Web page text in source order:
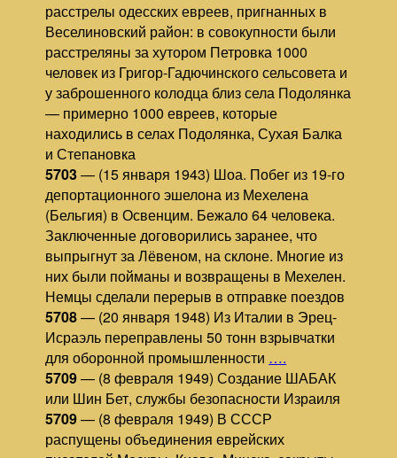
расстрелы одесских евреев, пригнанных в
Веселиновский район: в совокупности были
расстреляны за хутором Петровка 1000
человек из Григор-Гадючинского сельсовета и
у заброшенного колодца близ села Подолянка
— примерно 1000 евреев, которые
находились в селах Подолянка, Сухая Балка
и Степановка
5703— (15 января 1943) Шоа. Побег из 19-го
депортационного эшелона из Мехелена
(Бельгия) в Освенцим. Бежало 64 человека.
Заключенные договорились заранее, что
выпрыгнут за Лёвеном, на склоне. Многие из
них были пойманы и возвращены в Мехелен.
Немцы сделали перерыв в отправке поездов
5708— (20 января 1948) Из Италии в Эрец-
Исраэль переправлены 50 тонн взрывчатки
для оборонной промышленности ….
5709— (8 февраля 1949) Создание ШАБАК
или Шин Бет, службы безопасности Израиля
5709— (8 февраля 1949) В СССР
распущены объединения еврейских